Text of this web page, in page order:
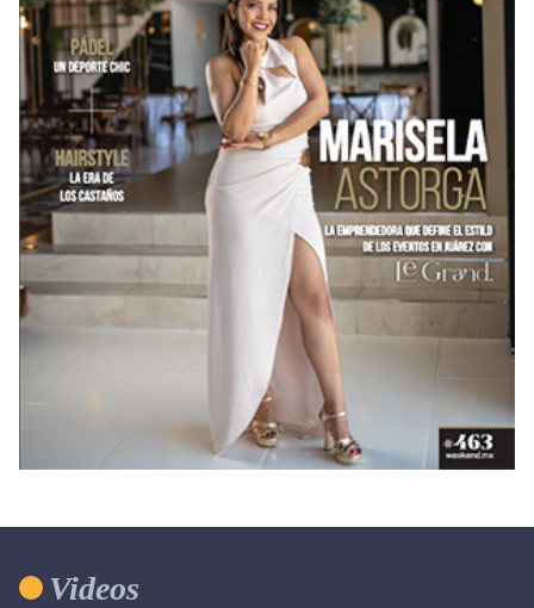
Videos